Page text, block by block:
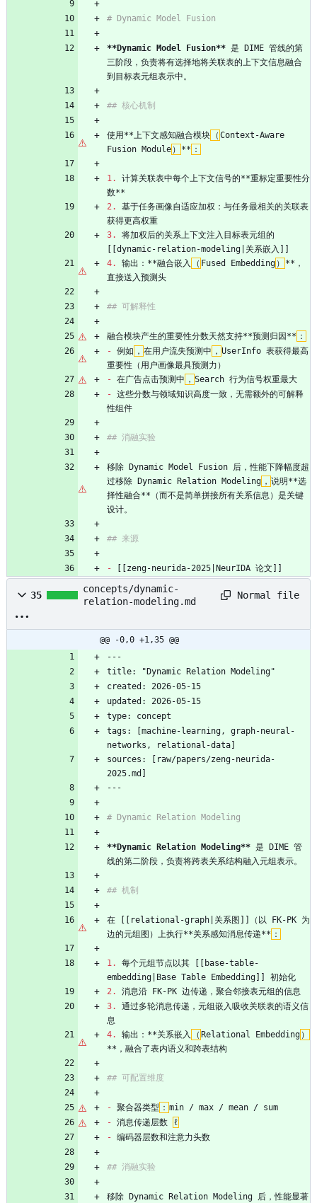
# Dynamic Model Fusion
**Dynamic Model Fusion** 是 DIME 管线的第
三阶段，负责将有选择地将关联表的上下文信息融合
到目标表元组表示中。
## 核心机制
使用**上下文感知融合模块 （ Context-Aware
Fusion Module ） ** ：
1.
计算关联表中每个上下文信号的**重标定重要性分
数**
2.
基于任务画像自适应加权：与任务最相关的关联表
获得更高权重
3.
将加权后的关系上下文注入目标表元组的
[[dynamic-relation-modeling|关系嵌入]]
4.
输出：**融合嵌入 （ Fused Embedding ）
**，
直接送入预测头
## 可解释性
融合模块产生的重要性分数天然支持**预测归因** ：
- 例如 ， 在用户流失预测中 ， UserInfo 表获得最高
重要性（用户画像最具预测力）
- 在广告点击预测中 ， Search 行为信号权重最大
- 这些分数与领域知识高度一致，无需额外的可解释
性组件
## 消融实验
移除 Dynamic Model Fusion 后，性能下降幅度超
过移除 Dynamic Relation Modeling ， 说明**选
择性融合**（而不是简单拼接所有关系信息）是关键
设计。
## 来源
- [[zeng-neurida-2025|NeurIDA 论文]]
35
concepts/dynamic-
relation-modeling.md
Normal file
@@ -0,0 +1,35 @@
---
title: "Dynamic Relation Modeling"
created: 2026-05-15
updated: 2026-05-15
type: concept
tags: [machine-learning, graph-neural-
networks, relational-data]
sources: [raw/papers/zeng-neurida-
2025.md]
---
# Dynamic Relation Modeling
**Dynamic Relation Modeling** 是 DIME 管
线的第二阶段，负责将跨表关系结构融入元组表示。
## 机制
在 [[relational-graph|关系图]]（以 FK-PK 为
边的元组图）上执行**关系感知消息传递** ：
1.
每个元组节点以其 [[base-table-
embedding|Base Table Embedding]] 初始化
2.
消息沿 FK-PK 边传递，聚合邻接表元组的信息
3.
通过多轮消息传递，元组嵌入吸收关联表的语义信
息
4.
输出：**关系嵌入 （ Relational Embedding ）
**，融合了表内语义和跨表结构
## 可配置维度
- 聚合器类型 ： min / max / mean / sum
- 消息传递层数
ℓ
- 编码器层数和注意力头数
## 消融实验
移除 Dynamic Relation Modeling 后，性能显著